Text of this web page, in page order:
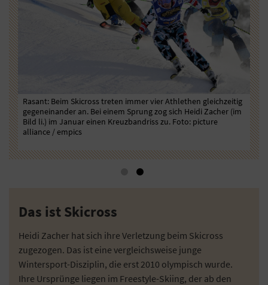
Rasant: Beim Skicross treten immer vier Athlethen gleichzeitig
gegeneinander an. Bei einem Sprung zog sich Heidi Zacher (im
Bild li.) im Januar einen Kreuzbandriss zu. Foto: picture
alliance / empics
Das ist Skicross
Heidi Zacher hat sich ihre Verletzung beim Skicross
zugezogen. Das ist eine vergleichsweise junge
Wintersport-Disziplin, die erst 2010 olympisch wurde.
Ihre Ursprünge liegen im Freestyle-Skiing, der ab den